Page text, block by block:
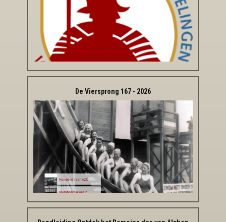
De Viersprong 167 - 2026